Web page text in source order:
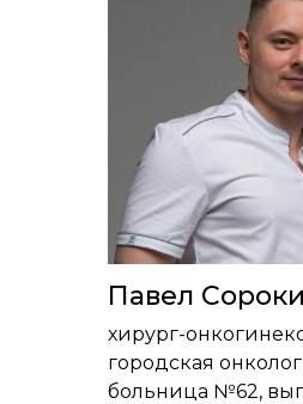
Павел
хирург-
городская
больница №62,